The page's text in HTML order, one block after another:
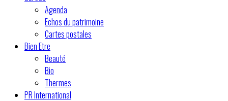
Agenda
Echos du patrimoine
Cartes postales
Bien Etre
Beauté
Bio
Thermes
PR International